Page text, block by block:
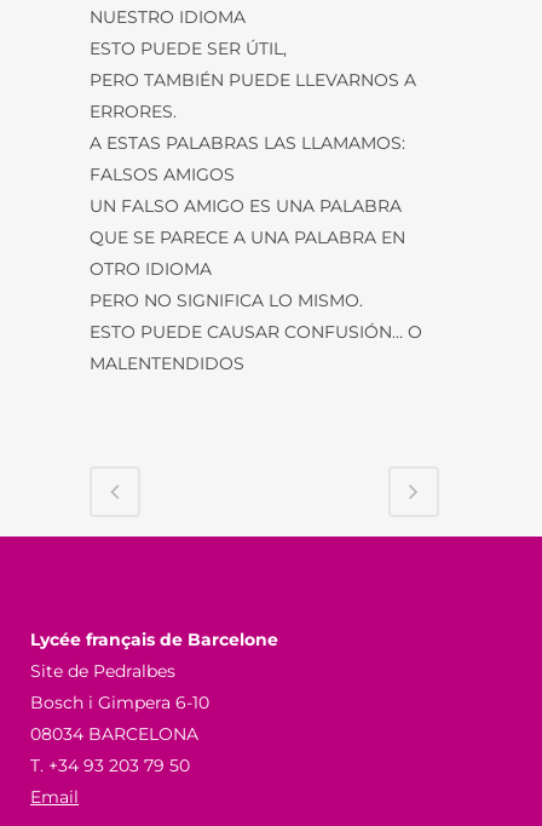
NUESTRO IDIOMA
ESTO PUEDE SER ÚTIL,
PERO TAMBIÉN PUEDE LLEVARNOS A
ERRORES.
A ESTAS PALABRAS LAS LLAMAMOS:
FALSOS AMIGOS
UN FALSO AMIGO ES UNA PALABRA
QUE SE PARECE A UNA PALABRA EN
OTRO IDIOMA
PERO NO SIGNIFICA LO MISMO.
ESTO PUEDE CAUSAR CONFUSIÓN… O
MALENTENDIDOS
Lycée français de Barcelone
Site de Pedralbes
Bosch i Gimpera 6-10
08034 BARCELONA
T. +34 93 203 79 50
Email